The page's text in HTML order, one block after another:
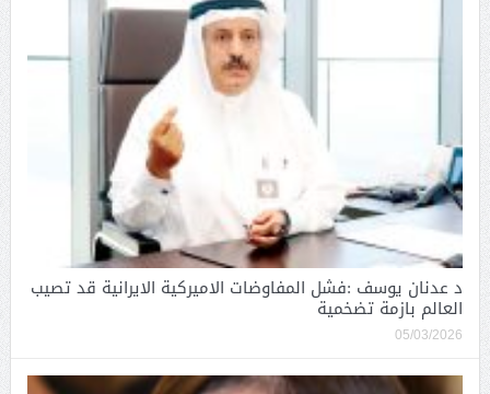
د عدنان يوسف :فشل المفاوضات الاميركية الايرانية قد تصيب
العالم بازمة تضخمية
05/03/2026